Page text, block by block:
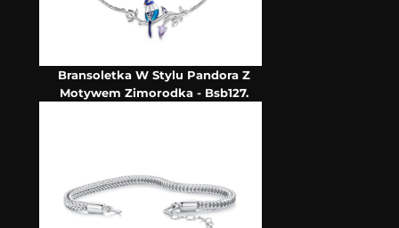
Bransoletka W Stylu Pandora Z
Motywem Zimorodka - Bsb127.